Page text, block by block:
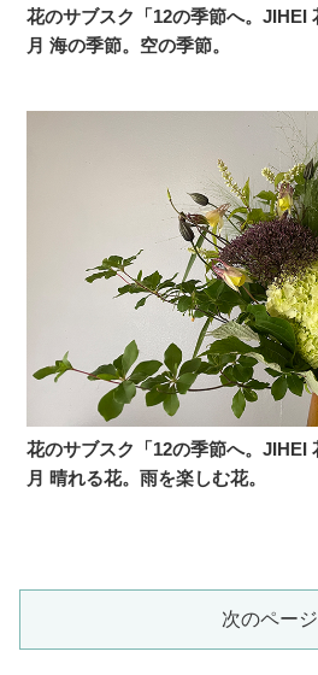
花のサブスク「12の季節へ。JIHEI
月 海の季節。空の季節。
花のサブスク「12の季節へ。JIHEI
月 晴れる花。雨を楽しむ花。
次のページ